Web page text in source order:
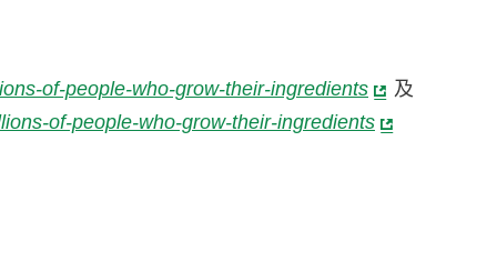
of-people-who-grow-their-ingredients
及
of-people-who-grow-their-ingredients